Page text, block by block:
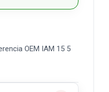
OEM IAM 15 5